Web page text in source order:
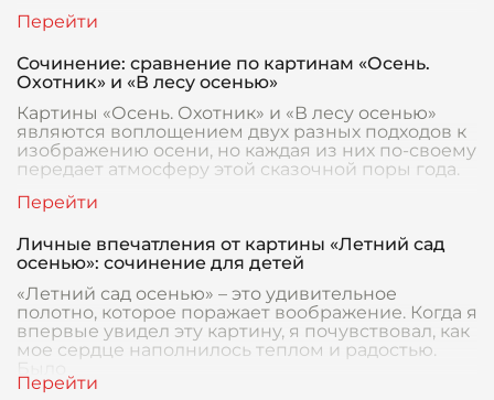
Сочинение: сравнение по картинам «Осень.
Охотник» и «В лесу осенью»
Картины «Осень. Охотник» и «В лесу осенью»
являются воплощением двух разных подходов к
изображению осени, но каждая из них по-своему
передает атмосферу этой сказочной поры года.
Личные впечатления от картины «Летний сад
осенью»: сочинение для детей
«Летний сад осенью» – это удивительное
полотно, которое поражает воображение. Когда я
впервые увидел эту картину, я почувствовал, как
мое сердце наполнилось теплом и радостью.
Было